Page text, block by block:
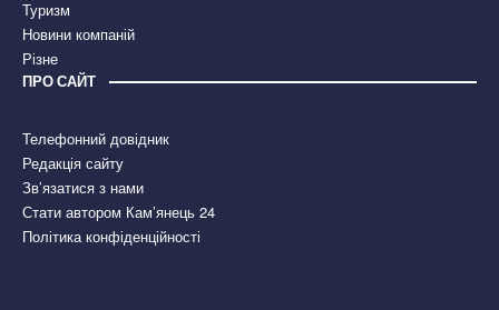
Туризм
Новини компаній
Різне
ПРО САЙТ
Телефонний довідник
Редакція сайту
Зв’язатися з нами
Стати автором Кам’янець 24
Політика конфіденційності